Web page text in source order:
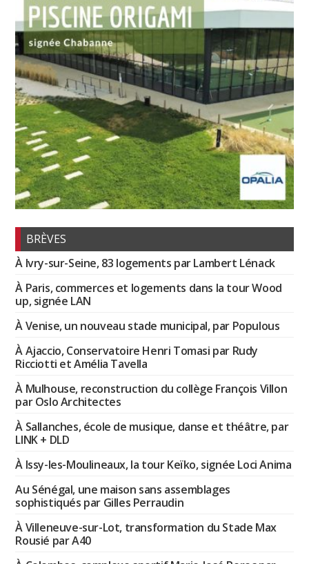
BRÈVES
À Ivry-sur-Seine, 83 logements par Lambert Lénack
À Paris, commerces et logements dans la tour Wood
up, signée LAN
À Venise, un nouveau stade municipal, par Populous
À Ajaccio, Conservatoire Henri Tomasi par Rudy
Ricciotti et Amélia Tavella
À Mulhouse, reconstruction du collège François Villon
par Oslo Architectes
À Sallanches, école de musique, danse et théâtre, par
LINK + DLD
À Issy-les-Moulineaux, la tour Keïko, signée Loci Anima
Au Sénégal, une maison sans assemblages
sophistiqués par Gilles Perraudin
À Villeneuve-sur-Lot, transformation du Stade Max
Rousié par A40